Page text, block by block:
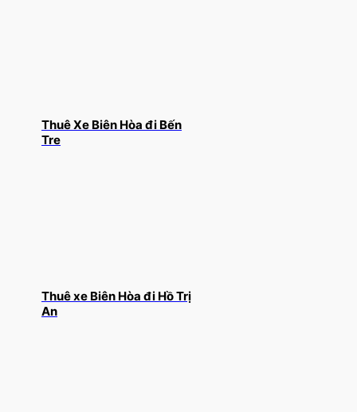
Thuê Xe Biên Hòa đi Bến
Tre
Thuê xe Biên Hòa đi Hồ Trị
An